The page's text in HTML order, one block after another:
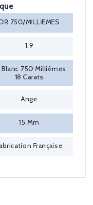
750/MILLIEMES
1.9
Blanc 750 Millièmes
18 Carats
Ange
15 Mm
Française